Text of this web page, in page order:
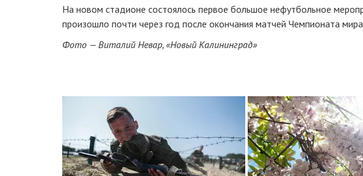
На новом стадионе состоялось первое большое нефутбольное
произошло почти через год после окончания матчей Чемпионата
Фото — Виталий Невар, «Новый Калининград»